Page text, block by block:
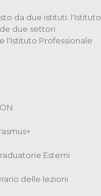
da due istituti: l'Istituto
due settori
l'Istituto Professionale
Esterni
delle lezioni